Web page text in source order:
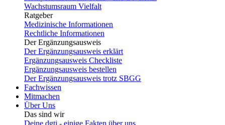
Wachstumsraum Vielfalt
Ratgeber
Medizinische Informationen
Rechtliche Informationen
Der Ergänzungsausweis
Der Ergänzungsausweis erklärt
Ergänzungsausweis Checkliste
Ergänzungsausweis bestellen
Der Ergänzungsausweis trotz SBGG
Fachwissen
Mitmachen
Über Uns
Das sind wir
Deine dgti - einige Fakten über uns